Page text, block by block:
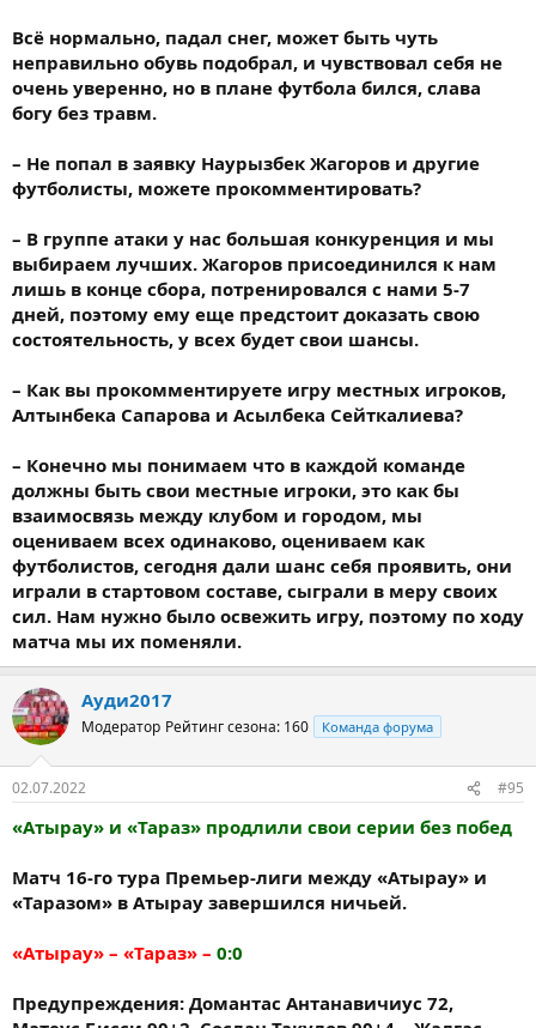
Всё нормально, падал снег, может быть чуть
неправильно обувь подобрал, и чувствовал себя не
очень уверенно, но в плане футбола бился, слава
богу без травм.
– Не попал в заявку Наурызбек Жагоров и другие
футболисты, можете прокомментировать?
– В группе атаки у нас большая конкуренция и мы
выбираем лучших. Жагоров присоединился к нам
лишь в конце сбора, потренировался с нами 5-7
дней, поэтому ему еще предстоит доказать свою
состоятельность, у всех будет свои шансы.
– Как вы прокомментируете игру местных игроков,
Алтынбека Сапарова и Асылбека Сейткалиева?
– Конечно мы понимаем что в каждой команде
должны быть свои местные игроки, это как бы
взаимосвязь между клубом и городом, мы
оцениваем всех одинаково, оцениваем как
футболистов, сегодня дали шанс себя проявить, они
играли в стартовом составе, сыграли в меру своих
сил. Нам нужно было освежить игру, поэтому по ходу
матча мы их поменяли.
Ауди2017
Модератор Рейтинг сезона: 160 Команда форума
02.07.2022 #95
«Атырау» и «Тараз» продлили свои серии без побед
Матч 16-го тура Премьер-лиги между «Атырау» и
«Таразом» в Атырау завершился ничьей.
«Атырау» – «Тараз» – 0:0
Предупреждения: Домантас Антанавичиус 72,